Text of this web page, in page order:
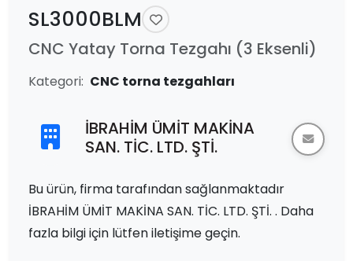
SL3000BLM
CNC Yatay Torna Tezgahı (3 Eksenli)
Kategori: CNC torna tezgahları
İBRAHİM ÜMİT MAKİNA
SAN. TİC. LTD. ŞTİ.
Bu ürün, firma tarafından sağlanmaktadır
İBRAHİM ÜMİT MAKİNA SAN. TİC. LTD. ŞTİ. . Daha
fazla bilgi için lütfen iletişime geçin.